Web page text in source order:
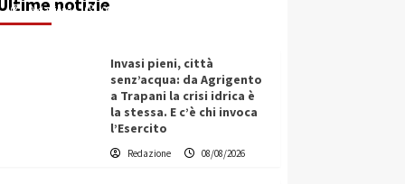
Redazione 08/08/2026
Invasi pieni, città
senz’acqua: da Agrigento
a Trapani la crisi idrica è
la stessa. E c’è chi invoca
l’Esercito
Redazione 08/08/2026